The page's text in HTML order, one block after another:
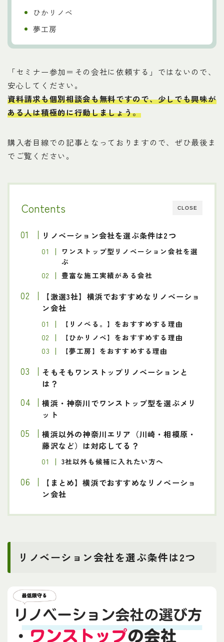
ひかリノベ
夢工房
「セミナー参加＝その会社に依頼する」ではないので、
安心してください。
資料請求も個別相談会も無料ですので、少しでも興味が
ある人は積極的に行動しましょう。
購入者目線での記事となっておりますので、ぜひ最後ま
でご覧ください。
CLOSE
Contents
リノベーション会社を選ぶ条件は2つ
ワンストップ型リノベーション会社を選
ぶ
豊富な施工実績がある会社
【激選3社】横浜でおすすめなリノベーショ
ン会社
【 リノべる。】をおすすめする理由
【ひかリノベ】をおすすめする理由
【夢工房 】をおすすめする理由
そもそもワンストップリノベーションと
は？
横浜・神奈川でワンストップ型を選ぶメリ
ット
横浜以外の神奈川エリア（川崎・相模原・
藤沢など）は対応してる？
3社以外も候補に入れたい方へ
【まとめ】横浜でおすすめなリノベーショ
ン会社
リノベーション会社を選ぶ条件は2つ